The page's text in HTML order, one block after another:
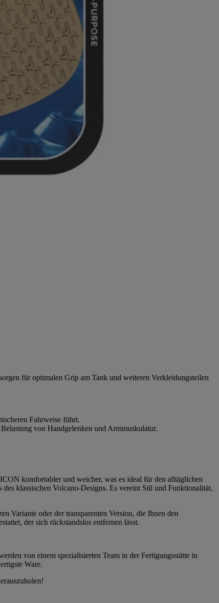
für optimalen Grip am Tank und weiteren Verkleidungsteilen
Fahrweise führt.
von Handgelenken und Armmuskulatur.
komfortabler und weicher, was es ideal für den alltäglichen
klassischen Volcano-Designs. Es vereint Stil und Funktionalität,
Variante oder der transparenten Version, die Ihnen den
der sich rückstandslos entfernen lässt.
von einem spezialisierten Team in der Fertigungsstätte in
Ware.